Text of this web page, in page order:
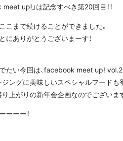
up!」は記念すべき第20回目！！
こまで続けることができました。
にありがとうございまーす！
たい今回は、facebook meet up!
ジングに美味しいスペシャルフード
り上がりの新年会企画なのでございま
ーーー！